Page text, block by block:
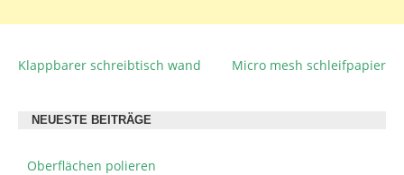
BEITRAGSNAVIGATION
Klappbarer schreibtisch wand Micro mesh schleifpapier
NEUESTE BEITRÄGE
Oberflächen polieren